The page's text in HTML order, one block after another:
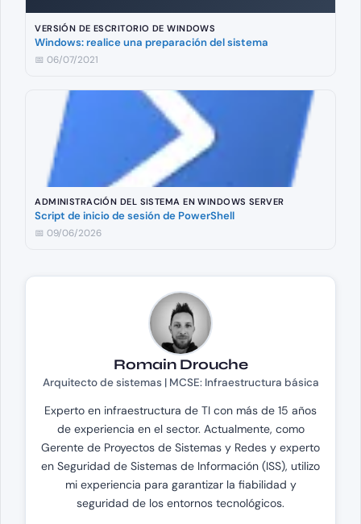
VERSIÓN DE ESCRITORIO DE WINDOWS
Windows: realice una preparación del sistema
📅 06/07/2021
ADMINISTRACIÓN DEL SISTEMA EN WINDOWS SERVER
Script de inicio de sesión de PowerShell
📅 09/06/2026
Romain Drouche
Arquitecto de sistemas | MCSE: Infraestructura básica
Experto en infraestructura de TI con más de 15 años
de experiencia en el sector. Actualmente, como
Gerente de Proyectos de Sistemas y Redes y experto
en Seguridad de Sistemas de Información (ISS), utilizo
mi experiencia para garantizar la fiabilidad y
seguridad de los entornos tecnológicos.